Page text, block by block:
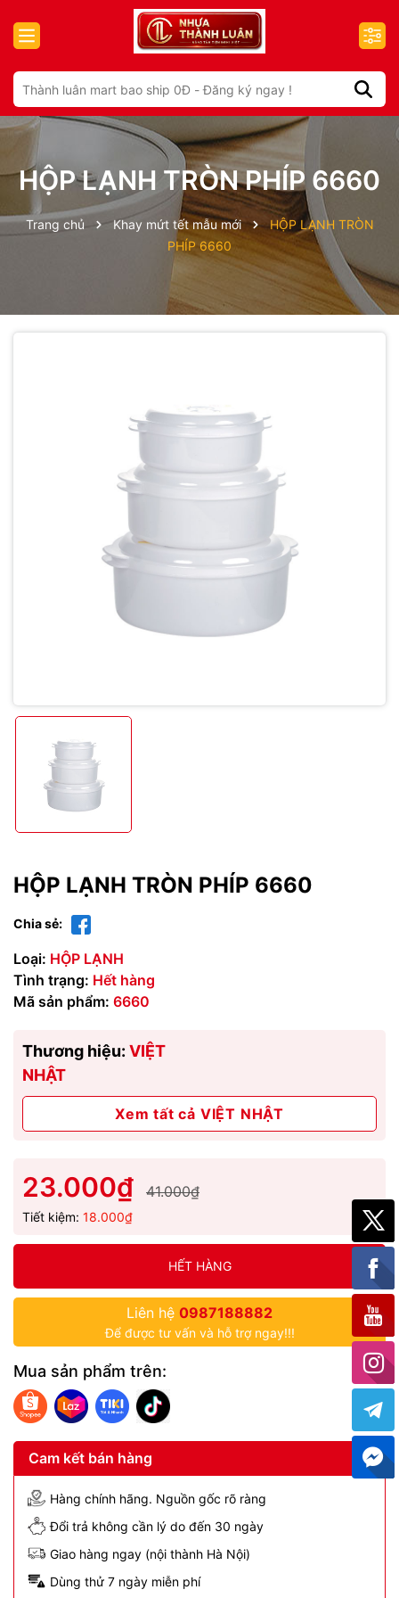
HỘP LẠNH TRÒN PHÍP 6660
Trang chủ Khay mứt tết mẫu mới
HỘP LẠNH TRÒN
PHÍP 6660
HỘP LẠNH TRÒN PHÍP 6660
Chia sẻ:
Loại: HỘP LẠNH
Tình trạng: Hết hàng
Mã sản phẩm: 6660
Thương hiệu: VIỆT
NHẬT
Xem tất cả VIỆT NHẬT
23.000₫ 41.000₫
Tiết kiệm: 18.000₫
HẾT HÀNG
Liên hệ 0987188882
Để được tư vấn và hỗ trợ ngay!!!
Mua sản phẩm trên:
Cam kết bán hàng
Hàng chính hãng. Nguồn gốc rõ ràng
Đổi trả không cần lý do đến 30 ngày
Giao hàng ngay (nội thành Hà Nội)
Dùng thử 7 ngày miễn phí